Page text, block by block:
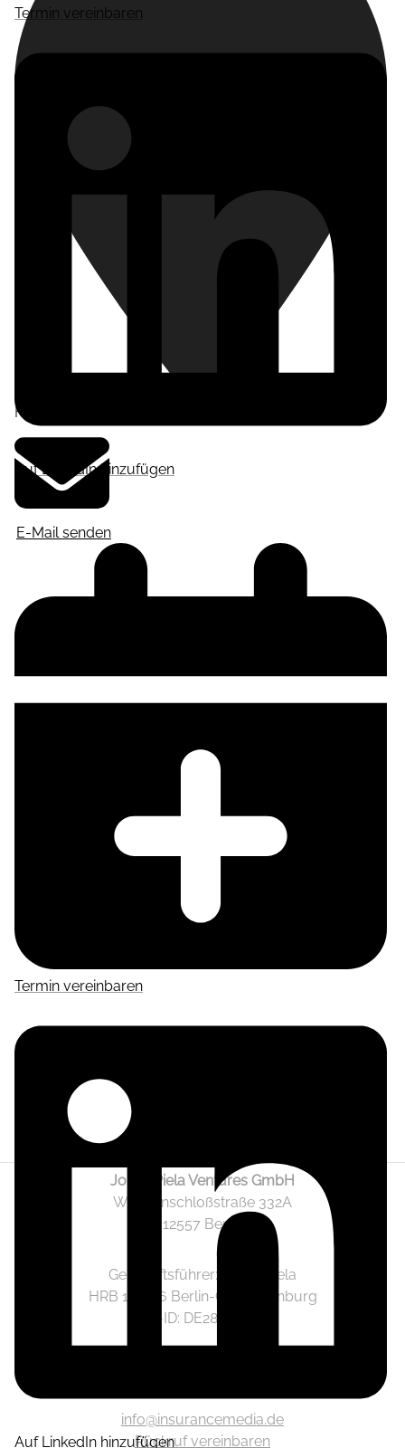
Termin vereinbaren
Auf LinkedIn hinzufügen
Frankfurt am Main
E-Mail senden
Termin vereinbaren
Auf LinkedIn hinzufügen
Jonas Piela Ventures GmbH
Wendenschloßstraße 332A
12557 Berlin
Geschäftsführer: Jonas Piela
HRB 141236 Berlin-Charlottenburg
Ust.-ID: DE282633825
info@insurancemedia.de
Rückruf vereinbaren